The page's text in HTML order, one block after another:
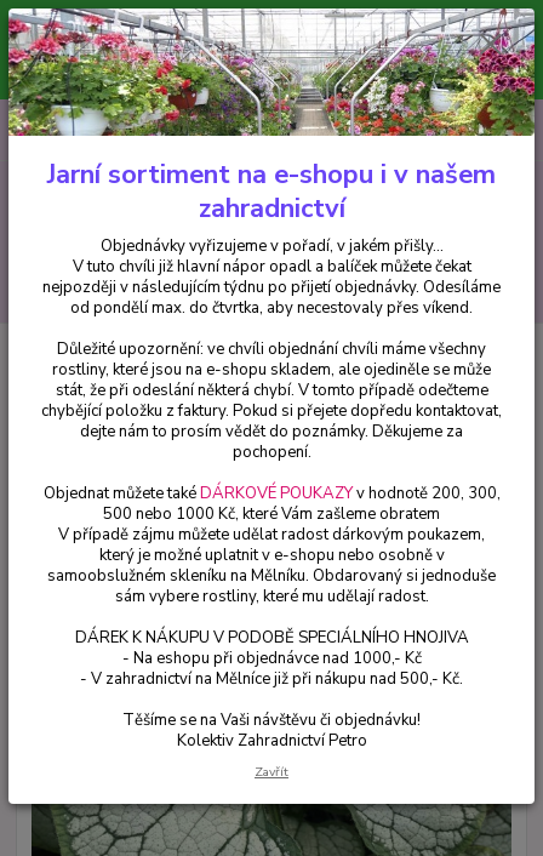
Minimální hodnota pro odeslání z e-shopu je 300 Kč.
V tuto chvíli již hlavní nápor objednávek opadl a balíček můžete čekat
nejpozději v následujícím týdnu po přijetí objednávky. Objednávky
vyřizujeme v pořadí, v jakém přišly...
CZK
Hledat
+420 602 223 614 0ks
za0 Kč
Trvalky Poměnkovec- Brunnera mcr. Silver Heart 3108
Poměnkovec- Brunnera mcr.
Silver Heart 3108
Jarní sortiment na e-shopu i v našem
zahradnictví
Objednávky vyřizujeme v pořadí, v jakém přišly...
V tuto chvíli již hlavní nápor opadl a balíček můžete čekat
nejpozději v následujícím týdnu po přijetí objednávky. Odesíláme
od pondělí max. do čtvrtka, aby necestovaly přes víkend.
Důležité upozornění: ve chvíli objednání chvíli máme všechny
rostliny, které jsou na e-shopu skladem, ale ojediněle se může
stát, že při odeslání některá chybí. V tomto případě odečteme
chybějící položku z faktury. Pokud si přejete dopředu kontaktovat,
dejte nám to prosím vědět do poznámky. Děkujeme za
pochopení.
Objednat můžete takéDÁRKOVÉ POUKAZYv hodnotě 200, 300,
500 nebo 1000 Kč, které Vám zašleme obratem
V případě zájmu můžete udělat radost dárkovým poukazem,
který je možné uplatnit v e-shopu nebo osobně v
samoobslužném skleníku na Mělníku. Obdarovaný si jednoduše
sám vybere rostliny, které mu udělají radost.
DÁREK K NÁKUPU V PODOBĚ SPECIÁLNÍHO HNOJIVA
- Na eshopu při objednávce nad 1000,- Kč
- V zahradnictví na Mělníce již při nákupu nad 500,- Kč.
Těšíme se na Vaši návštěvu či objednávku!
Kolektiv Zahradnictví Petro
Zavřít